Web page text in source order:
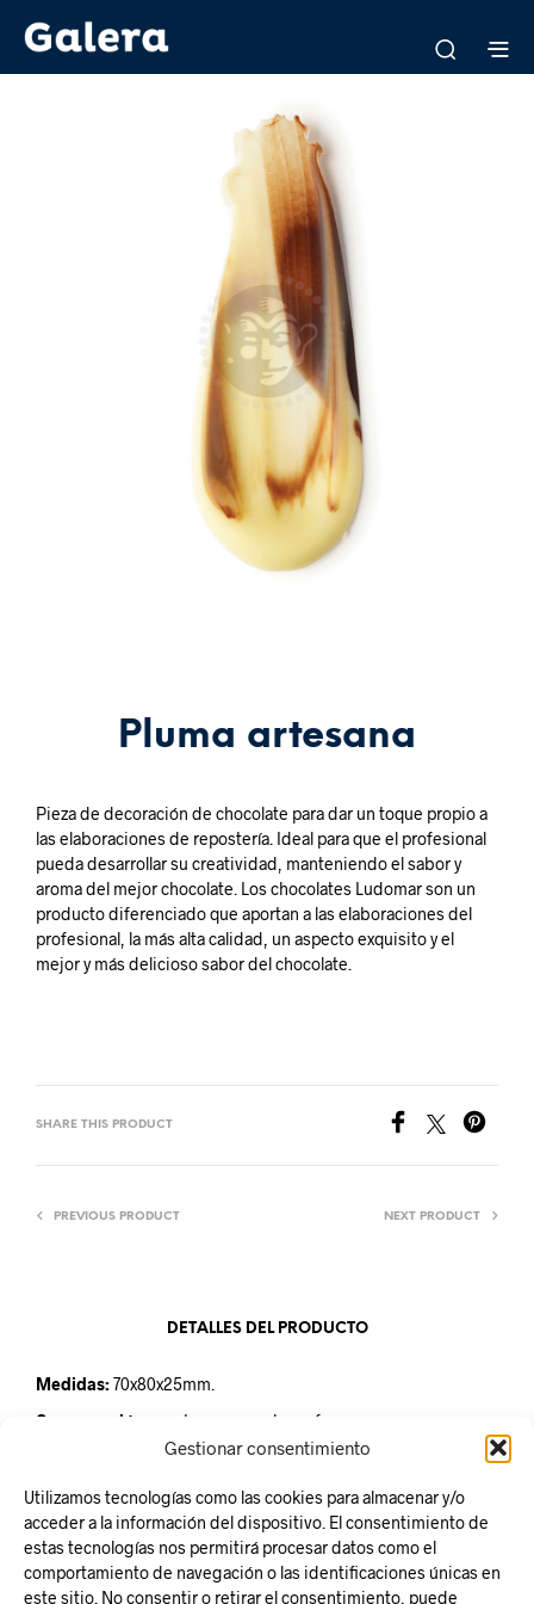
Gestionar consentimiento
Utilizamos tecnologías como las cookies para almacenar y/o
acceder a la información del dispositivo. El consentimiento de
estas tecnologías nos permitirá procesar datos como el
comportamiento de navegación o las identificaciones únicas en
este sitio. No consentir o retirar el consentimiento, puede
Pluma artesana
Pieza de decoración de chocolate para dar un toque propio a
las elaboraciones de repostería. Ideal para que el profesional
pueda desarrollar su creatividad, manteniendo el sabor y
aroma del mejor chocolate. Los chocolates Ludomar son un
producto diferenciado que aportan a las elaboraciones del
profesional, la más alta calidad, un aspecto exquisito y el
mejor y más delicioso sabor del chocolate.
SHARE THIS PRODUCT
PREVIOUS PRODUCT NEXT PRODUCT
DETALLES DEL PRODUCTO
Medidas:70x80x25mm.
Conservación:
mantener en un lugar fresco y seco a una
temperatura de 18ºC. Proteger de la humedad.